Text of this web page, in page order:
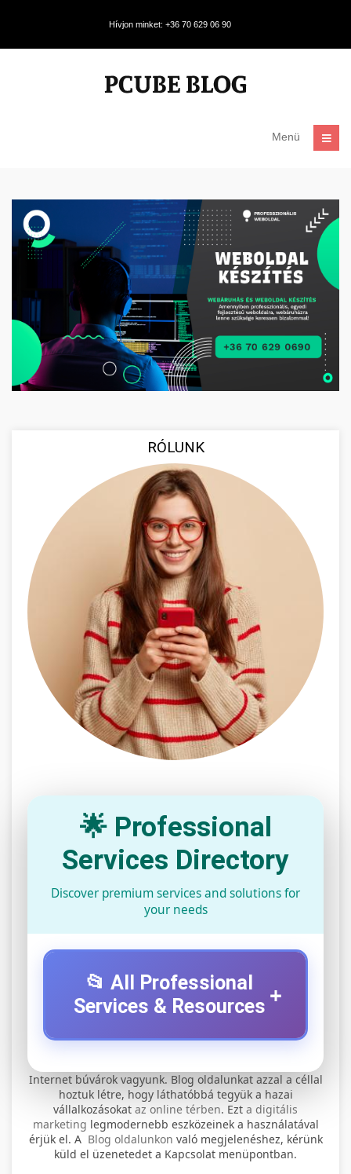
Hívjon minket: +36 70 629 06 90
Menü
RÓLUNK
🌟 Professional
Services Directory
Discover premium services and solutions for
your needs
📂 All Professional
Services & Resources +
szervíz
+
Professional electric scooter repair and
maintenance services. Expert technicians
provide quality service for all major brands and
📊 2. online marketing
ügynökség
+
Internet búvárok vagyunk. Blog oldalunkat azzal a céllal
hoztuk létre, hogy láthatóbbá tegyük a hazai
vállalkozásokat az online térben. Ezt a digitális
marketing legmodernebb eszközeinek a használatával
érjük el. A Blog oldalunkon való megjelenéshez, kérünk
küld el üzenetedet a Kapcsolat menüpontban.